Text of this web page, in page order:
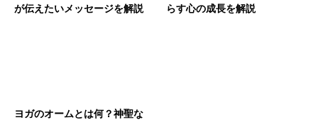
が伝えたいメッセージを解説
らす心の成長を解説
ヨガのオームとは何？神聖な